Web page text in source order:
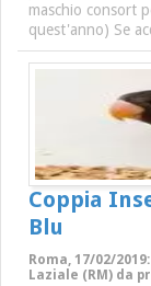
maschio consort
quest'anno) Se
Coppia
Blu
Roma, 17/02/
Laziale (RM) da